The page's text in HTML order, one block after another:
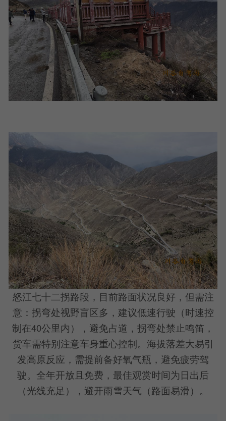
怒江七十二拐路段，目前路面状况良好，但需注
意：拐弯处视野盲区多，建议低速行驶（时速控
制在40公里内），避免占道，拐弯处禁止鸣笛，
货车需特别注意车身重心控制。海拔落差大易引
发高原反应，需提前备好氧气瓶，避免疲劳驾
驶。全年开放且免费，最佳观赏时间为日出后
（光线充足），避开雨雪天气（路面易滑）。